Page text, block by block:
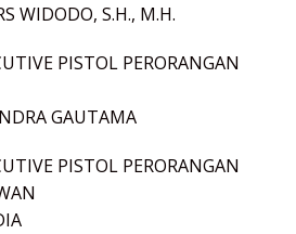
WIDODO, S.H., M.H.
PISTOL PERORANGAN
GAUTAMA
PISTOL PERORANGAN